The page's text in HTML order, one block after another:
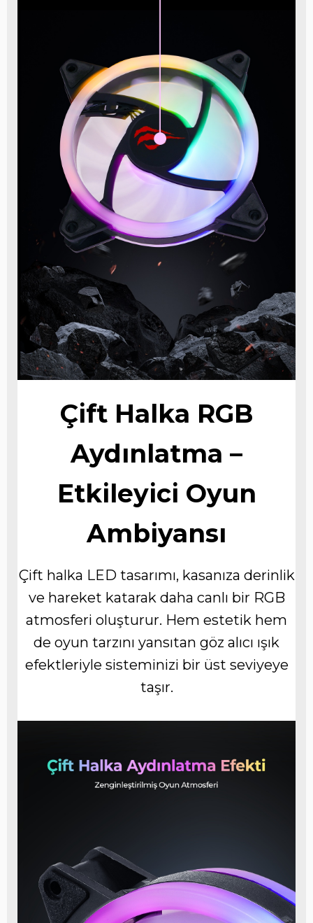
Çift Halka RGB
Aydınlatma –
Etkileyici Oyun
Ambiyansı
Çift halka LED tasarımı, kasanıza derinlik
ve hareket katarak daha canlı bir RGB
atmosferi oluşturur. Hem estetik hem
de oyun tarzını yansıtan göz alıcı ışık
efektleriyle sisteminizi bir üst seviyeye
taşır.